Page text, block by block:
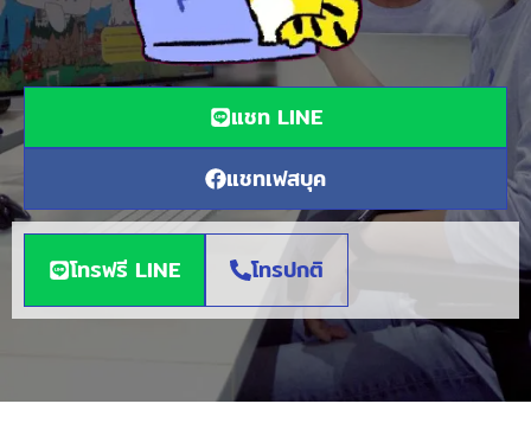
แชท LINE
แชทเฟสบุค
โทรฟรี LINE โทรปกติ